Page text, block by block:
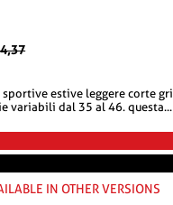
variabili dal 35 al 46. questa...
IN OTHER VERSIONS